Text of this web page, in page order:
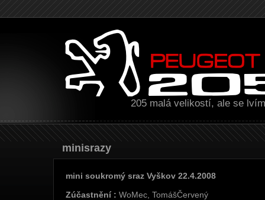
205 malá velikostí, ale se
Minisrazy
mini soukromý sraz Vyškov 22.4.2008
Zúčastnění : WoMec, TomášČervený